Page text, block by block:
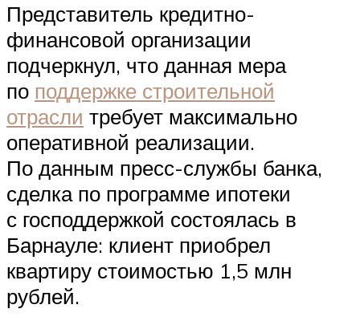
Представитель кредитно-
финансовой организации
подчеркнул, что данная мера
по поддержке строительной
отрасли требует максимально
оперативной реализации.
По данным пресс-службы банка,
сделка по программе ипотеки
с господдержкой состоялась в
Барнауле: клиент приобрел
квартиру стоимостью 1,5 млн
рублей.